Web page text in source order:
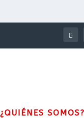
¿QUIÉNES SOMOS?